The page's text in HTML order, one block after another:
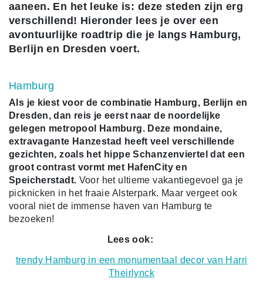
aaneen. En het leuke is: deze steden zijn erg
verschillend! Hieronder lees je over een
avontuurlijke roadtrip die je langs Hamburg,
Berlijn en Dresden voert.
Hamburg
Als je kiest voor de combinatie Hamburg, Berlijn en
Dresden, dan reis je eerst naar de noordelijke
gelegen metropool Hamburg. Deze mondaine,
extravagante Hanzestad heeft veel verschillende
gezichten, zoals het hippe Schanzenviertel dat een
groot contrast vormt met HafenCity en
Speicherstadt. Voor het ultieme vakantiegevoel ga je
picknicken in het fraaie Alsterpark. Maar vergeet ook
vooral niet de immense haven van Hamburg te
bezoeken!
Lees ook:
trendy Hamburg in een monumentaal decor van Harri
Theirlynck